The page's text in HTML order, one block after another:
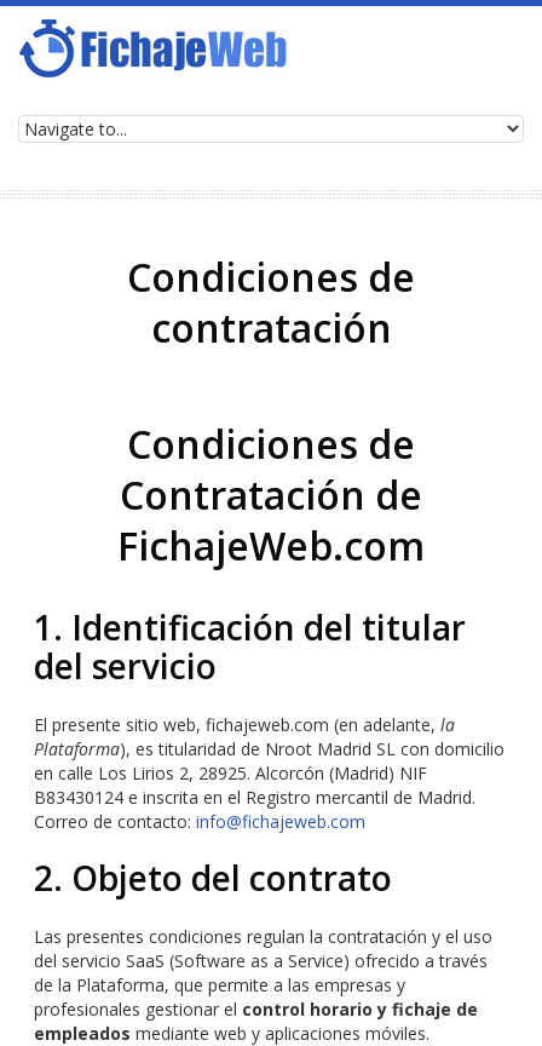
Ir a la navegación
Pasar al contenido principal
Condiciones de
contratación
Condiciones de
Contratación de
FichajeWeb.com
1. Identificación del titular
del servicio
El presente sitio web, fichajeweb.com (en adelante, la
Plataforma), es titularidad de Nroot Madrid SL con domicilio
en calle Los Lirios 2, 28925. Alcorcón (Madrid) NIF
B83430124 e inscrita en el Registro mercantil de Madrid.
Correo de contacto: info@fichajeweb.com
2. Objeto del contrato
Las presentes condiciones regulan la contratación y el uso
del servicio SaaS (Software as a Service) ofrecido a través
de la Plataforma, que permite a las empresas y
profesionales gestionar el control horario y fichaje de
empleados mediante web y aplicaciones móviles.